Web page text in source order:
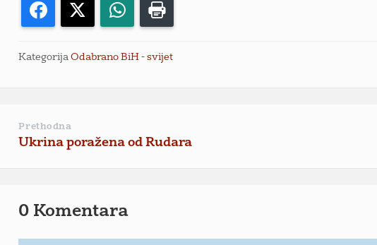
Facebook WhatsApp
KategorijaOdabrano BiH - svijet
Prethodna
Ukrina poražena od Rudara
0 Komentara